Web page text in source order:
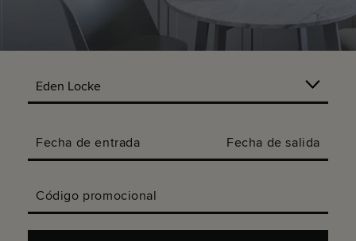
Fecha de entrada Fecha de salida
Código promocional